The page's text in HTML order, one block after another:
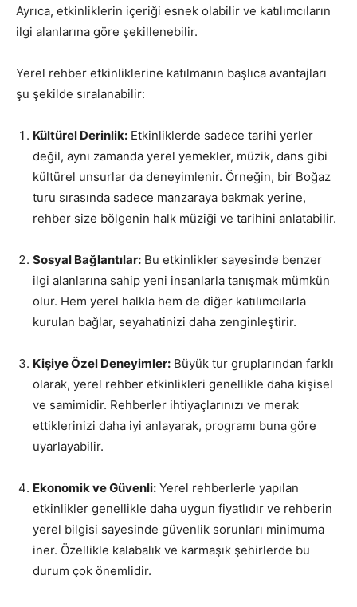
Ayrıca, etkinliklerin içeriği esnek olabilir ve katılımcıların
ilgi alanlarına göre şekillenebilir.
Yerel rehber etkinliklerine katılmanın başlıca avantajları
şu şekilde sıralanabilir:
Kültürel Derinlik: Etkinliklerde sadece tarihi yerler
değil, aynı zamanda yerel yemekler, müzik, dans gibi
kültürel unsurlar da deneyimlenir. Örneğin, bir Boğaz
turu sırasında sadece manzaraya bakmak yerine,
rehber size bölgenin halk müziği ve tarihini anlatabilir.
Sosyal Bağlantılar: Bu etkinlikler sayesinde benzer
ilgi alanlarına sahip yeni insanlarla tanışmak mümkün
olur. Hem yerel halkla hem de diğer katılımcılarla
kurulan bağlar, seyahatinizi daha zenginleştirir.
Kişiye Özel Deneyimler: Büyük tur gruplarından farklı
olarak, yerel rehber etkinlikleri genellikle daha kişisel
ve samimidir. Rehberler ihtiyaçlarınızı ve merak
ettiklerinizi daha iyi anlayarak, programı buna göre
uyarlayabilir.
Ekonomik ve Güvenli: Yerel rehberlerle yapılan
etkinlikler genellikle daha uygun fiyatlıdır ve rehberin
yerel bilgisi sayesinde güvenlik sorunları minimuma
iner. Özellikle kalabalık ve karmaşık şehirlerde bu
durum çok önemlidir.